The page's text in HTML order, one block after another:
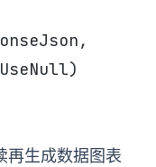
再生成数据图表